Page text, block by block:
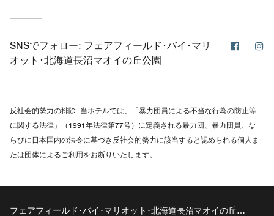
SNSでフォロー: フェアフィールド･バイ･マリ
オット･北海道長沼マオイの丘公園
反社会的勢力の排除: 当ホテルでは、「暴力団員による不当な行為の防止等
に関する法律」（1991年法律第77号）に定義される暴力団、暴力団員、な
らびに日本国内の法令に基づき反社会的勢力に該当すると認められる個人ま
たは団体によるご利用をお断りいたします。
フェアフィールド･バイ･マリオット･北海道長沼マオイの丘公